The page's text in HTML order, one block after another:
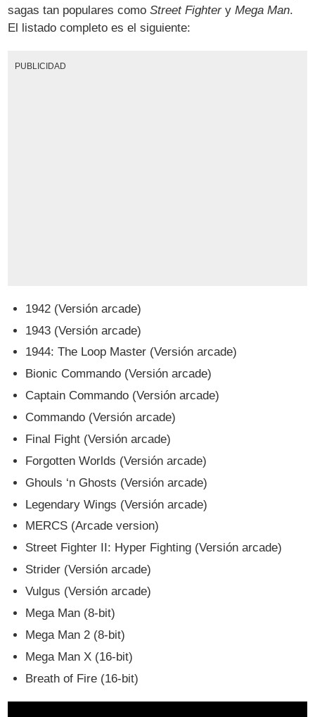
sagas tan populares comoStreet FighteryMega Man.
El listado completo es el siguiente:
PUBLICIDAD
1942 (Versión arcade)
1943 (Versión arcade)
1944: The Loop Master (Versión arcade)
Bionic Commando (Versión arcade)
Captain Commando (Versión arcade)
Commando (Versión arcade)
Final Fight (Versión arcade)
Forgotten Worlds (Versión arcade)
Ghouls ‘n Ghosts (Versión arcade)
Legendary Wings (Versión arcade)
MERCS (Arcade version)
Street Fighter II: Hyper Fighting (Versión arcade)
Strider (Versión arcade)
Vulgus (Versión arcade)
Mega Man (8-bit)
Mega Man 2 (8-bit)
Mega Man X (16-bit)
Breath of Fire (16-bit)